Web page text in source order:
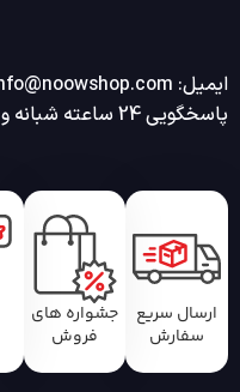
ایمیل: info@noowshop.com
پاسخگویی 24 ساعته شبانه و روز
ارسال سریع
سفارش
جشواره های
فروش